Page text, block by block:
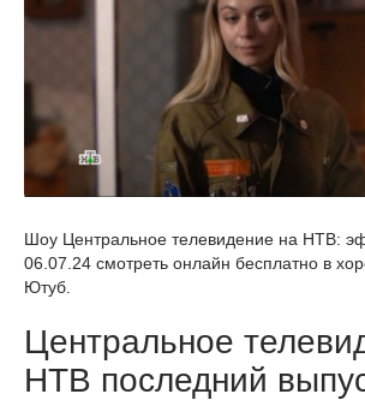
Шоу Центральное телевидение на НТВ:
06.07.24 смотреть онлайн бесплатно в
Ютуб.
Центральное
НТВ последний